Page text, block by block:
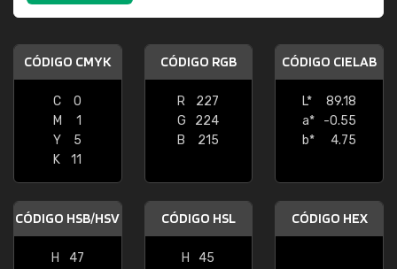
CÓDIGO CMYK
C
0
M
1
Y
5
K
11
CÓDIGO RGB
R
227
G
224
B
215
CÓDIGO CIELAB
L*
89.18
a*
-0.55
b*
4.75
CÓDIGO HSB/HSV
H
47
CÓDIGO HSL
H
45
CÓDIGO HEX